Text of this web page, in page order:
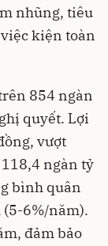
nhũng, tiêu
kiện toàn
854 ngàn
quyết. Lợi
vượt
ngàn tỷ
bình quân
(5-6%/năm).
đảm bảo